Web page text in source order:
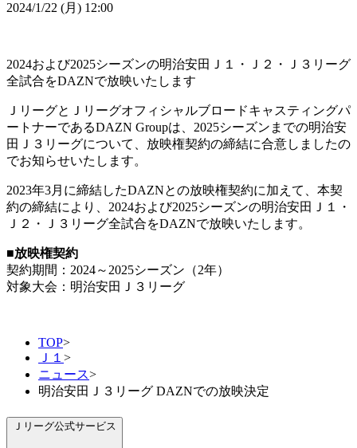
2024/1/22 (月) 12:00
2024および2025シーズンの明治安田Ｊ１・Ｊ２・Ｊ３リーグ
全試合をDAZNで放映いたします
ＪリーグとＪリーグオフィシャルブロードキャスティングパ
ートナーであるDAZN Groupは、2025シーズンまでの明治安
田Ｊ３リーグについて、放映権契約の締結に合意しましたの
でお知らせいたします。
2023年3月に締結したDAZNとの放映権契約に加えて、本契
約の締結により、2024および2025シーズンの明治安田Ｊ１・
Ｊ２・Ｊ３リーグ全試合をDAZNで放映いたします。
■放映権契約
契約期間：2024～2025シーズン（2年）
対象大会：明治安田Ｊ３リーグ
TOP>
Ｊ１ >
ニュース>
明治安田Ｊ３リーグ DAZNでの放映決定
Ｊリーグ公式サービス